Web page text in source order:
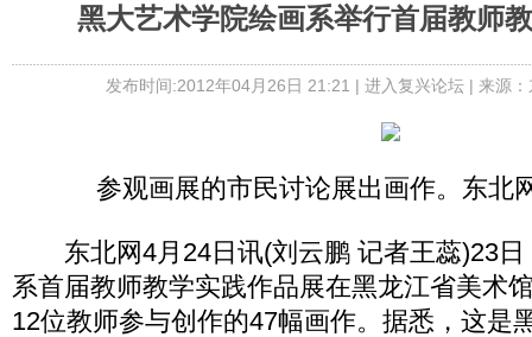
黑大艺术学院绘画系举行首届教师
发布时间:2012年04月26日 21:21 | 进入复兴论坛| 来源
参观画展的市民讨论展出画作。东北
东北网4月24日讯(刘云鹏 记者王蕊)23日
系首届教师教学实践作品展在黑龙江省美术
12位教师参与创作的47幅画作。据悉，这是